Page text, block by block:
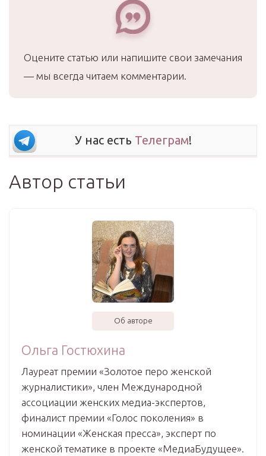
Оцените статью или напишите свои замечания
— мы всегда читаем комментарии.
У нас есть Телеграм!
Автор статьи
Об авторе
Ольга Гостюхина
Лауреат премии «Золотое перо женской
журналистики», член Международной
ассоциации женских медиа-экспертов,
финалист премии «Голос поколения» в
номинации «Женская пресса», эксперт по
женской тематике в проекте «МедиаБудущее».